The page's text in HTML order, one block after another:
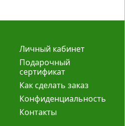
Личный кабинет
Подарочный
сертификат
Как сделать заказ
Конфиденциальность
Контакты